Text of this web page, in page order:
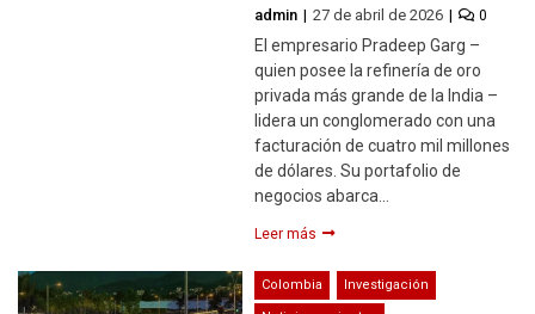
admin 27 de abril de 2026 0
El empresario Pradeep Garg –
quien posee la refinería de oro
privada más grande de la India –
lidera un conglomerado con una
facturación de cuatro mil millones
de dólares. Su portafolio de
negocios abarca…
Leer más
Colombia Investigación